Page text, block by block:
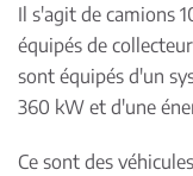
Il s'agit de camions
équipés de
sont équipés d'un
360 kW et d'une
Ce sont des